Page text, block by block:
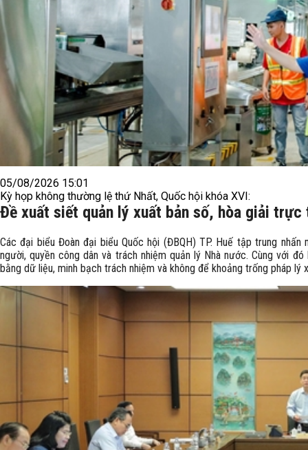
05/08/2026 15:01
Kỳ họp không thường lệ thứ Nhất, Quốc hội khóa XVI:
Đề xuất siết quản lý xuất bản số, hòa giải
Các đại biểu Đoàn đại biểu Quốc hội (ĐBQH) TP. Huế tập trung
người, quyền công dân và trách nhiệm quản lý Nhà nước. Cùng với
bằng dữ liệu, minh bạch trách nhiệm và không để khoảng trống pháp